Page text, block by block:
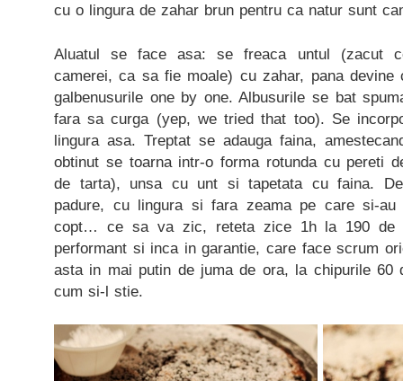
cu o lingura de zahar brun pentru ca natur sunt
Aluatul se face asa: se freaca untul (zacut
camerei, ca sa fie moale) cu zahar, pana devine
galbenusurile one by one. Albusurile se bat
fara sa curga (yep, we tried that too). Se
lingura asa. Treptat se adauga faina,
obtinut se toarna intr-o forma rotunda cu pereti
de tarta), unsa cu unt si tapetata cu faina.
padure, cu lingura si fara zeama pe care si-au
copt… ce sa va zic, reteta zice 1h la 190 de
performant si inca in garantie, care face scrum
asta in mai putin de juma de ora, la chipurile 60
cum si-l stie.